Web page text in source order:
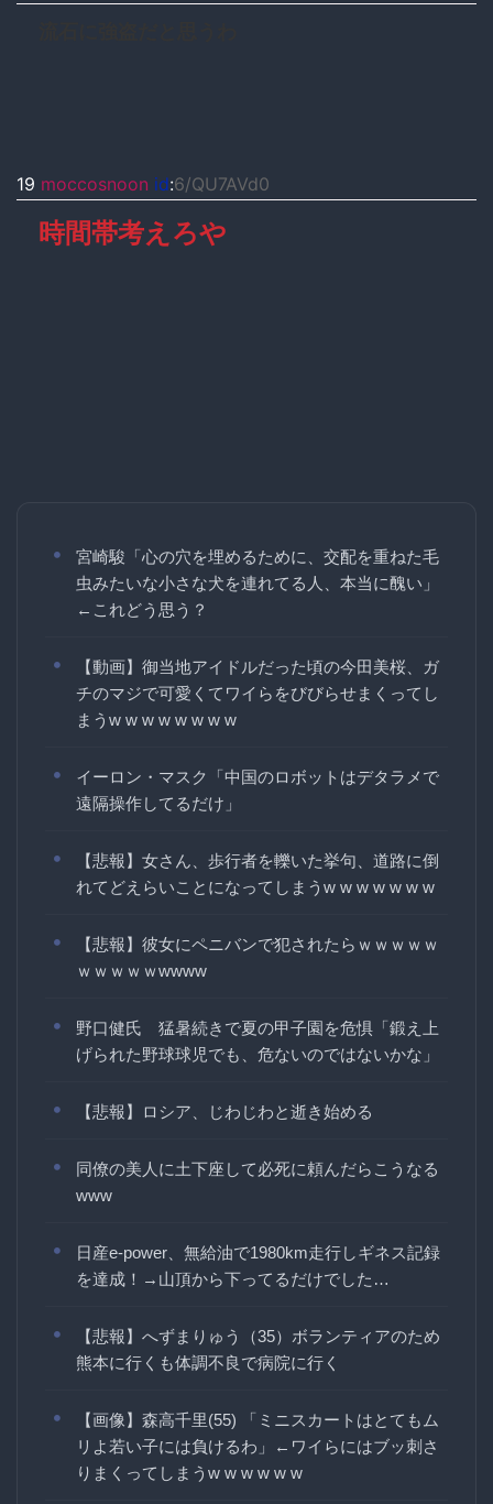
19 moccosnoon id:6/QU7AVd0
時間帯考えろや
宮崎駿「心の穴を埋めるために、交配を重ねた毛
虫みたいな小さな犬を連れてる人、本当に醜い」
←これどう思う？
【動画】御当地アイドルだった頃の今田美桜、ガ
チのマジで可愛くてワイらをびびらせまくってし
まうw w w w w w w w
イーロン・マスク「中国のロボットはデタラメで
遠隔操作してるだけ」
【悲報】女さん、歩行者を轢いた挙句、道路に倒
れてどえらいことになってしまうw w w w w w w
【悲報】彼女にペニバンで犯されたらｗｗｗｗｗ
ｗｗｗｗｗwwww
野口健氏 猛暑続きで夏の甲子園を危惧「鍛え上
げられた野球球児でも、危ないのではないかな」
【悲報】ロシア、じわじわと逝き始める
同僚の美人に土下座して必死に頼んだらこうなる
www
日産e-power、無給油で1980km走行しギネス記録
を達成！→山頂から下ってるだけでした…
【悲報】へずまりゅう（35）ボランティアのため
熊本に行くも体調不良で病院に行く
【画像】森高千里(55) 「ミニスカートはとてもム
リよ若い子には負けるわ」←ワイらにはブッ刺さ
りまくってしまうw w w w w w